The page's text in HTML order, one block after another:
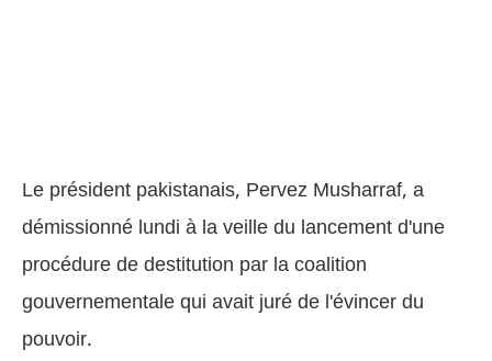
Le président pakistanais, Pervez Musharraf, a
démissionné lundi à la veille du lancement d'une
procédure de destitution par la coalition
gouvernementale qui avait juré de l'évincer du
pouvoir.